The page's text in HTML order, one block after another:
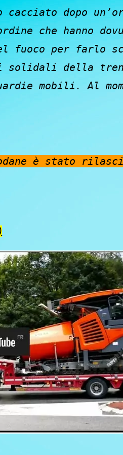
dopo
che hanno
fuoco per farlo
solidali della
mobili. Al
è stato